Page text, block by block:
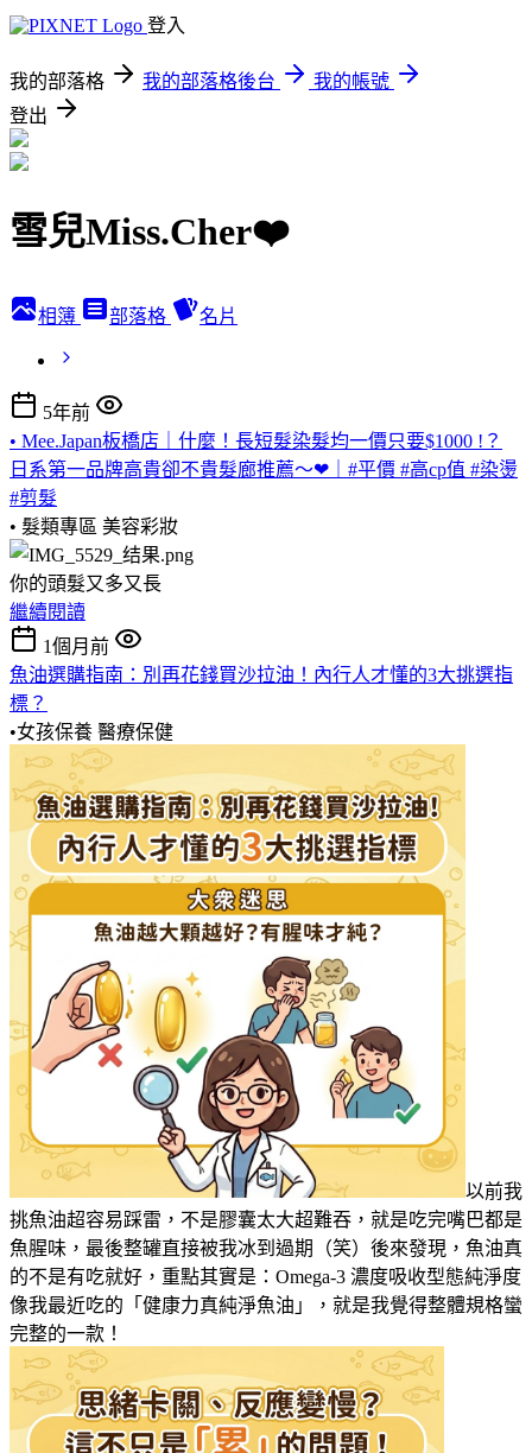
登入
我的部落格 我的部落格後台
我的帳號
登出
雪兒Miss.Cher❤️
相簿 部落格 名片
5年前
• Mee.Japan板橋店｜什麼！長短髮染髮均一價只要$1000 !？
日系第一品牌高貴卻不貴髮廊推薦～❤｜#平價 #高cp值 #染燙
#剪髮
• 髮類專區 美容彩妝
你的頭髮又多又長
繼續閱讀
1個月前
魚油選購指南：別再花錢買沙拉油！內行人才懂的3大挑選指
標？
•女孩保養 醫療保健
以前我
挑魚油超容易踩雷，不是膠囊太大超難吞，就是吃完嘴巴都是
魚腥味，最後整罐直接被我冰到過期（笑）後來發現，魚油真
的不是有吃就好，重點其實是：Omega-3 濃度吸收型態純淨度
像我最近吃的「健康力真純淨魚油」，就是我覺得整體規格蠻
完整的一款！